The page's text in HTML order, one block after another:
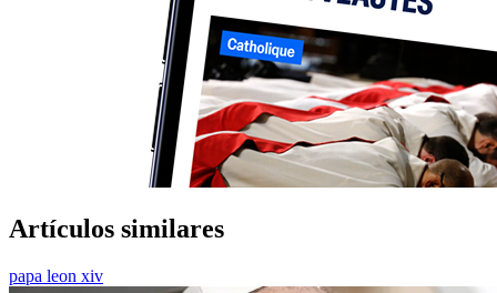
Artículos similares
papa leon xiv